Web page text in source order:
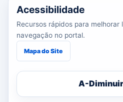
Acessibilidade
Recursos rápidos para
navegação no portal.
Mapa do Site
A-